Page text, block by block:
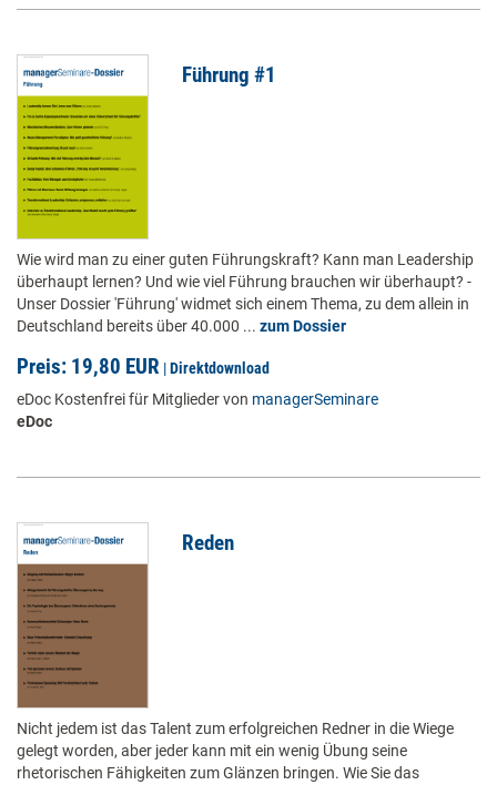
Führung #1
Wie wird man zu einer guten Führungskraft? Kann man Leadership
überhaupt lernen? Und wie viel Führung brauchen wir überhaupt? -
Unser Dossier 'Führung' widmet sich einem Thema, zu dem allein in
Deutschland bereits über 40.000 ... zum Dossier
Preis: 19,80 EUR |Direktdownload
eDoc Kostenfrei für Mitglieder von managerSeminare
eDoc
Reden
Nicht jedem ist das Talent zum erfolgreichen Redner in die Wiege
gelegt worden, aber jeder kann mit ein wenig Übung seine
rhetorischen Fähigkeiten zum Glänzen bringen. Wie Sie das